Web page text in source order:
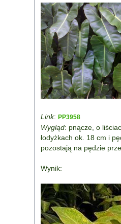
Link: PP3958
Wygląd: pnącze, o
łodyżkach ok. 18 cm i
pozostają na pędzie
Wynik: